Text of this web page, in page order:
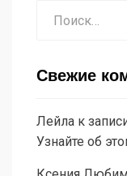
Свежие
Лейла к
Узнайте об